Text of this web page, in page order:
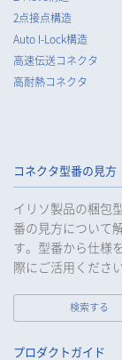
2点接点構造
Auto I-Lock構造
高速伝送コネクタ
高耐熱コネクタ
コネクタ型番の見方
イリソ製品の梱包
番の見方について
す。型番から仕様
際にご活用ください
検索する
プロダクトガイド